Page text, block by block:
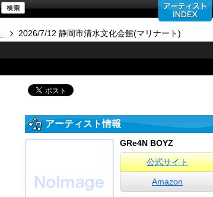
2026/7/12 静岡市清水文化会館(マリナート)
アーティスト情報
GRe4N BOYZ
公式サイト
Amazon